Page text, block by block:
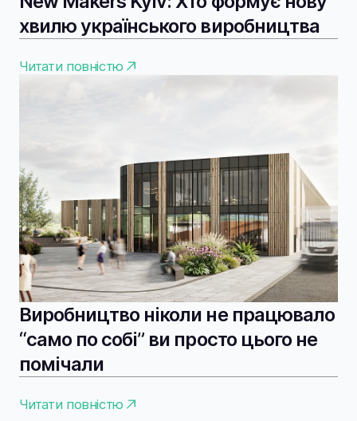
хвилю українського виробництва
Читати повністю
Виробництво ніколи не працювало
“само по собі” ви просто цього не
помічали
Читати повністю